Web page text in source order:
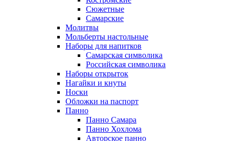
Сюжетные
Самарские
Молитвы
Мольберты настольные
Наборы для напитков
Самарская символика
Российская символика
Наборы открыток
Нагайки и кнуты
Носки
Обложки на паспорт
Панно
Панно Самара
Панно Хохлома
Авторское панно